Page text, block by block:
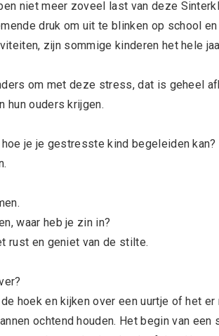
niet meer zoveel last van deze
druk om uit te blinken op school
zijn sommige kinderen het hele
om met deze stress, dat is geheel
hun ouders krijgen.
je je gestresste kind begeleiden
waar heb je zin in?
rust en geniet van de stilte.
hoek en kijken over een uurtje of het er
ochtend houden. Het begin van een